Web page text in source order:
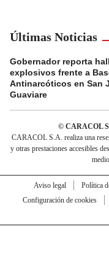
Últimas Noticias
Gobernador reporta
explosivos frente a
Antinarcóticos en San
Guaviare
© CARACOL
CARACOL S.A. realiza una
y otras prestaciones accesibles
Aviso legal Política
Configuración de cookies